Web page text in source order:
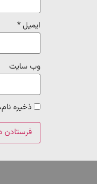
ایمیل*
وب‌ سایت
ذخیره